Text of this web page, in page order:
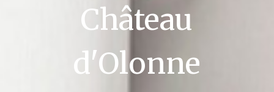
Château
d'Olonne